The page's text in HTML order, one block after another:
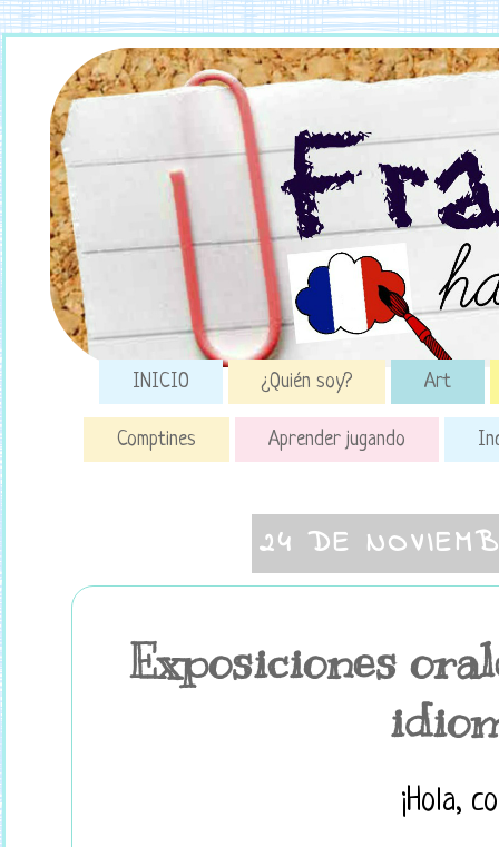
INICIO ¿Quién soy? Art
Comptines Aprender jugando
24 DE
Exposiciones
¡Hola,